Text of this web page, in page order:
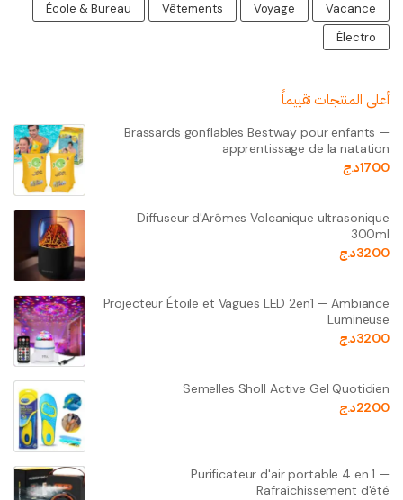
Vacance
Voyage
Vêtements
École & Bureau
Électro
أعلى المنتجات تقييماً
Brassards gonflables Bestway pour enfants —
apprentissage de la natation
1700د.ج
Diffuseur d'Arômes Volcanique ultrasonique
300ml
3200د.ج
Projecteur Étoile et Vagues LED 2en1 — Ambiance
Lumineuse
3200د.ج
Semelles Sholl Active Gel Quotidien
2200د.ج
Purificateur d'air portable 4 en 1 —
Rafraîchissement d'été